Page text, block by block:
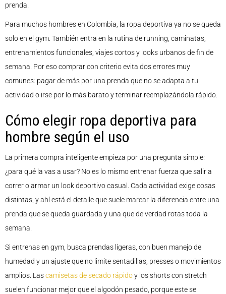
prenda.
Para muchos hombres en Colombia, la ropa deportiva ya no se queda
solo en el gym. También entra en la rutina de running, caminatas,
entrenamientos funcionales, viajes cortos y looks urbanos de fin de
semana. Por eso comprar con criterio evita dos errores muy
comunes: pagar de más por una prenda que no se adapta a tu
actividad o irse por lo más barato y terminar reemplazándola rápido.
Cómo elegir ropa deportiva para
hombre según el uso
La primera compra inteligente empieza por una pregunta simple:
¿para qué la vas a usar? No es lo mismo entrenar fuerza que salir a
correr o armar un look deportivo casual. Cada actividad exige cosas
distintas, y ahí está el detalle que suele marcar la diferencia entre una
prenda que se queda guardada y una que de verdad rotas toda la
semana.
Si entrenas en gym, busca prendas ligeras, con buen manejo de
humedad y un ajuste que no limite sentadillas, presses o movimientos
amplios. Lascamisetas de secado rápidoy los shorts con stretch
suelen funcionar mejor que el algodón pesado, porque este se